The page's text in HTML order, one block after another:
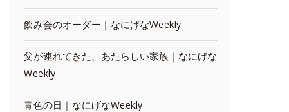
飲み会のオーダー｜なにげなWeekly
父が連れてきた、あたらしい家族｜なにげな
Weekly
青色の日｜なにげなWeekly